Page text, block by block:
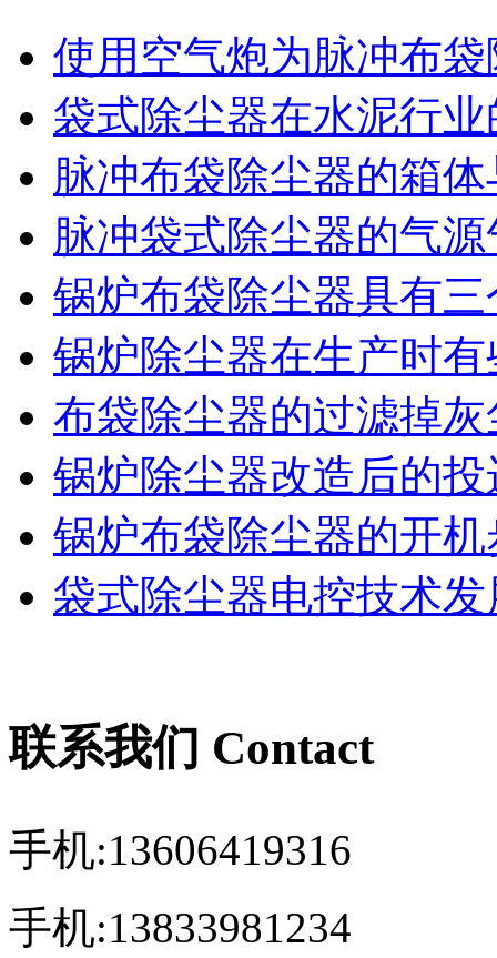
使用空气炮为脉冲布
袋式除尘器在水泥行
脉冲布袋除尘器的箱
脉冲袋式除尘器的气
锅炉布袋除尘器具有
锅炉除尘器在生产时
布袋除尘器的过滤掉
锅炉除尘器改造后的
锅炉布袋除尘器的开机
袋式除尘器电控技术发
联系我们 Contact
手机:13606419316
手机:13833981234